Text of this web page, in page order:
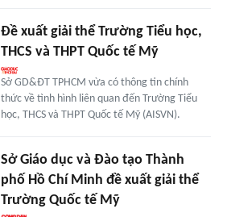
Đề xuất giải thể Trường Tiểu học,
THCS và THPT Quốc tế Mỹ
Sở GD&ĐT TPHCM vừa có thông tin chính
thức về tình hình liên quan đến Trường Tiểu
học, THCS và THPT Quốc tế Mỹ (AISVN).
Sở Giáo dục và Đào tạo Thành
phố Hồ Chí Minh đề xuất giải thể
Trường Quốc tế Mỹ